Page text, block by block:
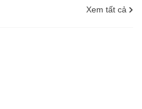
Xem tất cả